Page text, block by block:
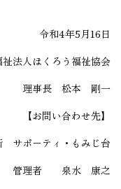
令和4年5月16日
法人ほくろう福祉協会
理事長 松本 剛一
【お問い合わせ先】
サポーティ・もみじ台
管理者 泉水 康之